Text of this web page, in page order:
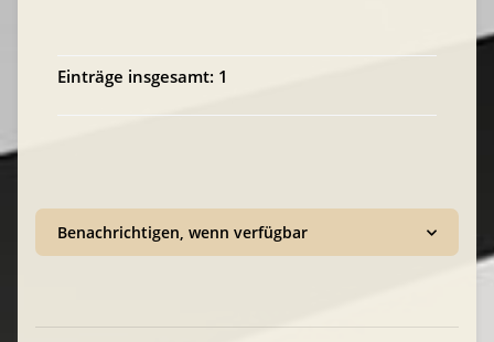
Einträge insgesamt: 1
Benachrichtigen, wenn verfügbar